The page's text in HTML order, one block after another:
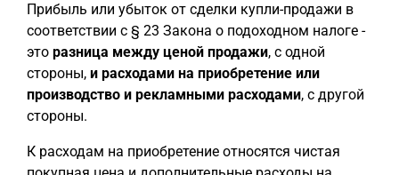
Прибыль или убыток от сделки купли-продажи в
соответствии с § 23 Закона о подоходном налоге -
это разница между ценой продажи, с одной
стороны, и расходами на приобретение или
производство и рекламными расходами, с другой
стороны.
К расходам на приобретение относятся чистая